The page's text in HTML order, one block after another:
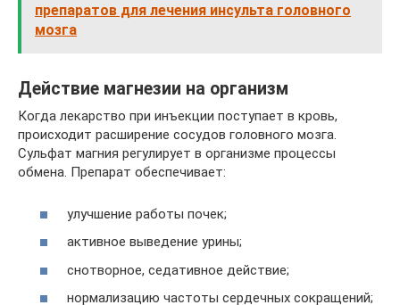
препаратов для лечения инсульта головного
мозга
Действие магнезии на организм
Когда лекарство при инъекции поступает в кровь,
происходит расширение сосудов головного мозга.
Сульфат магния регулирует в организме процессы
обмена. Препарат обеспечивает:
улучшение работы почек;
активное выведение урины;
снотворное, седативное действие;
нормализацию частоты сердечных сокращений;